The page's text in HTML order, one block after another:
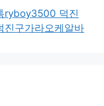
ryboy3500 덕진
진구가라오케알바